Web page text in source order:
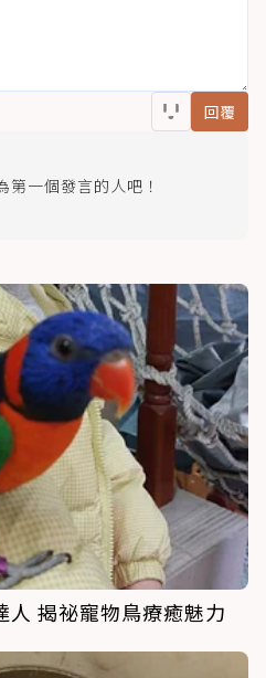
回覆
第一個發言的人吧！
揭祕寵物鳥療癒魅力